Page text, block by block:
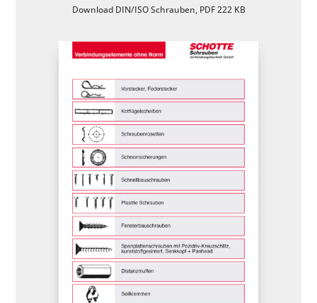
Download DIN/ISO Schrauben, PDF 222 KB